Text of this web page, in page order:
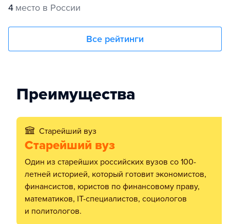
4 место в России
Все рейтинги
Преимущества
Старейший вуз
Старейший вуз
Один из старейших российских вузов со 100-
летней историей, который готовит экономистов,
финансистов, юристов по финансовому праву,
математиков, IT-специалистов, социологов
и политологов.